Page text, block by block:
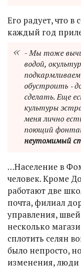
Его радует, что в
каждый год
- Мы тоже
водой,
обустроить ‑
сделать. Еще
культуры
меня лично
поющий
неутомимый
…Население в
человек. Кроме
работают две
почта, филиал
управления,
несколько
сплотить селян
было непросто,
изменения, люди